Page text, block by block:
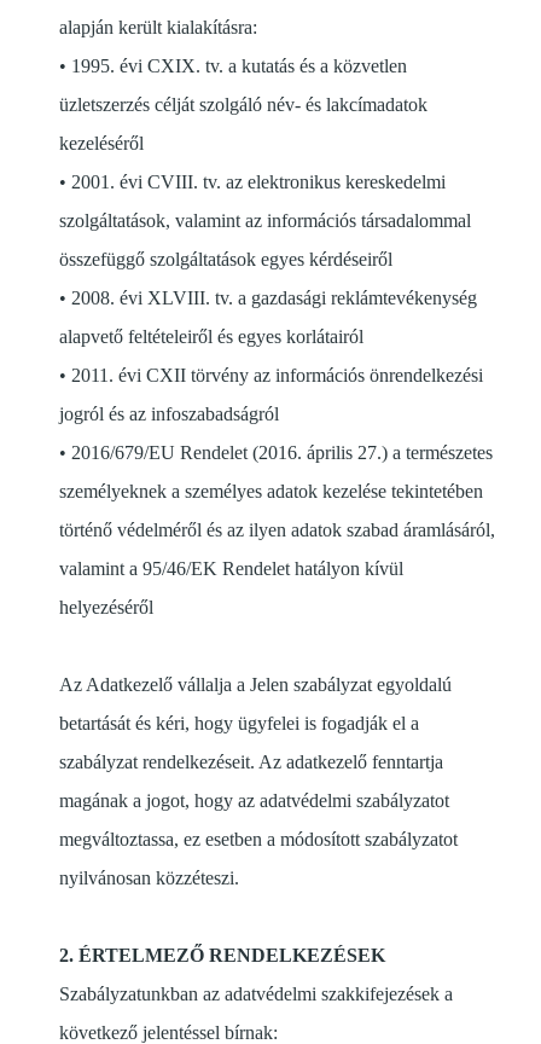
alapján került kialakításra:
• 1995. évi CXIX. tv. a kutatás és a közvetlen
üzletszerzés célját szolgáló név- és lakcímadatok
kezeléséről
• 2001. évi CVIII. tv. az elektronikus kereskedelmi
szolgáltatások, valamint az információs társadalommal
összefüggő szolgáltatások egyes kérdéseiről
• 2008. évi XLVIII. tv. a gazdasági reklámtevékenység
alapvető feltételeiről és egyes korlátairól
• 2011. évi CXII törvény az információs önrendelkezési
jogról és az infoszabadságról
• 2016/679/EU Rendelet (2016. április 27.) a természetes
személyeknek a személyes adatok kezelése tekintetében
történő védelméről és az ilyen adatok szabad áramlásáról,
valamint a 95/46/EK Rendelet hatályon kívül
helyezéséről
Az Adatkezelő vállalja a Jelen szabályzat egyoldalú
betartását és kéri, hogy ügyfelei is fogadják el a
szabályzat rendelkezéseit. Az adatkezelő fenntartja
magának a jogot, hogy az adatvédelmi szabályzatot
megváltoztassa, ez esetben a módosított szabályzatot
nyilvánosan közzéteszi.
2. ÉRTELMEZŐ RENDELKEZÉSEK
Szabályzatunkban az adatvédelmi szakkifejezések a
következő jelentéssel bírnak: